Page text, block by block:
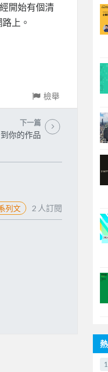
開始有個清
上。
檢舉
下一篇
你的作品
列文 2 人訂閱